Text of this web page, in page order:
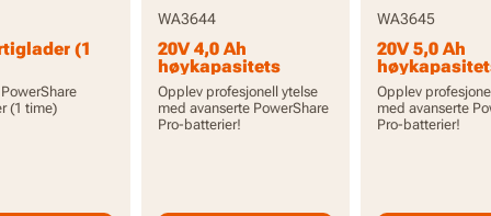
(1
(1 time)
WA3644
20V 4,0 Ah
høykapasitets
PowerShare Pro
batteri med
indikator
Opplev profesjonell ytelse
med avanserte PowerShare
Pro-batterier!
WA3645
20V 5,0 Ah
PowerShare
batteri med
indikator
Opplev
med avanserte
Pro-batterier!